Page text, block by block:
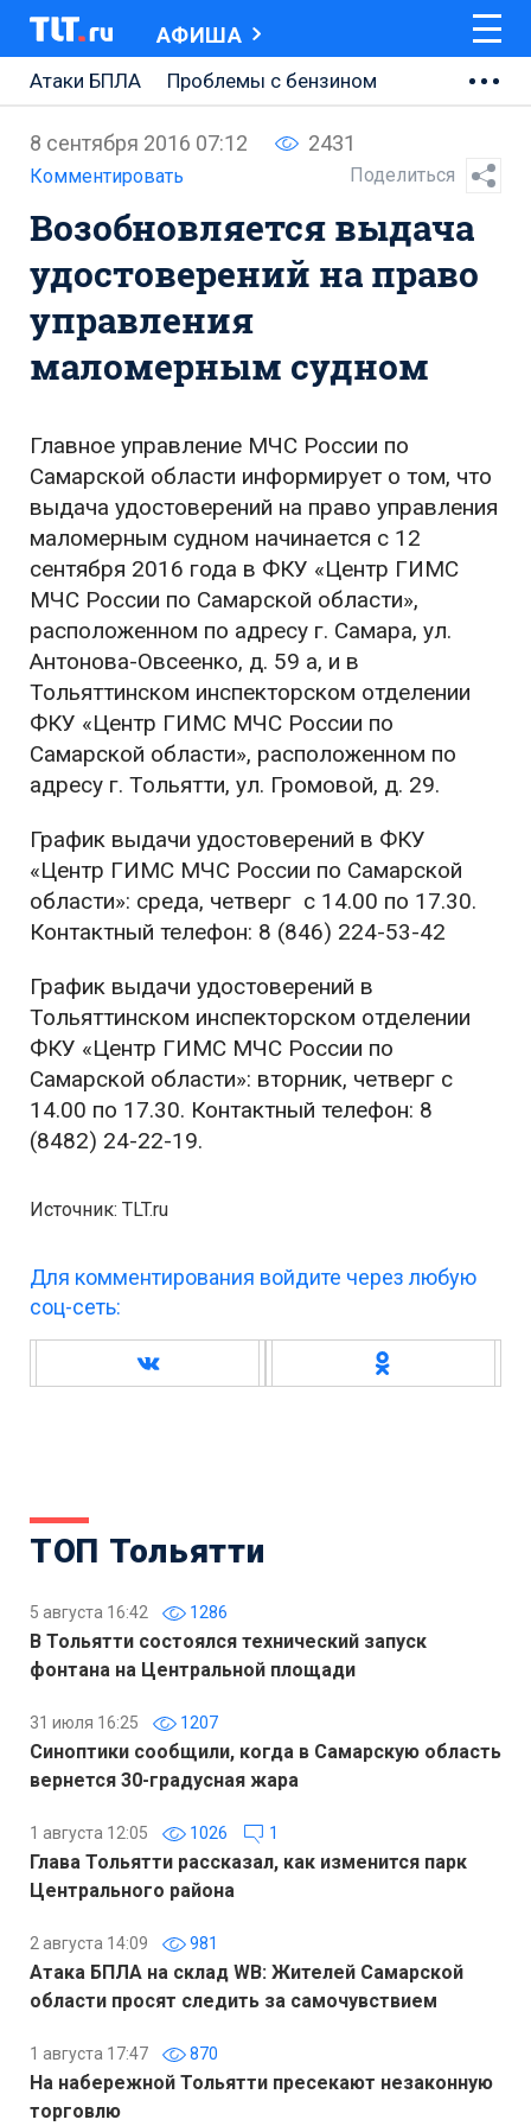
АФИША
Атаки БПЛА
Проблемы с бензином
АВТОВАЗ
Ремонт Центральной площади
Ремонт Обводного шоссе
Набережная Тольятти
Неделя Тольятти
8 сентября 2016 07:12 2431
Комментировать Поделиться
Возобновляется выдача
удостоверений на право
управления
маломерным судном
Главное управление МЧС России по
Самарской области информирует о том, что
выдача удостоверений на право управления
маломерным судном начинается с 12
сентября 2016 года в ФКУ «Центр ГИМС
МЧС России по Самарской области»,
расположенном по адресу г. Самара, ул.
Антонова-Овсеенко, д. 59 а, и в
Тольяттинском инспекторском отделении
ФКУ «Центр ГИМС МЧС России по
Самарской области», расположенном по
адресу г. Тольятти, ул. Громовой, д. 29.
График выдачи удостоверений в ФКУ
«Центр ГИМС МЧС России по Самарской
области»: среда, четверг с 14.00 по 17.30.
Контактный телефон: 8 (846) 224-53-42
График выдачи удостоверений в
Тольяттинском инспекторском отделении
ФКУ «Центр ГИМС МЧС России по
Самарской области»: вторник, четверг с
14.00 по 17.30. Контактный телефон: 8
(8482) 24-22-19.
Источник: TLT.ru
Для комментирования войдите через любую
соц-сеть:
ТОП Тольятти
5 августа 16:42 1286
В Тольятти состоялся технический запуск
фонтана на Центральной площади
31 июля 16:25 1207
Синоптики сообщили, когда в Самарскую область
вернется 30-градусная жара
1 августа 12:05 1026 1
Глава Тольятти рассказал, как изменится парк
Центрального района
2 августа 14:09 981
Атака БПЛА на склад WB: Жителей Самарской
области просят следить за самочувствием
1 августа 17:47 870
На набережной Тольятти пресекают незаконную
торговлю